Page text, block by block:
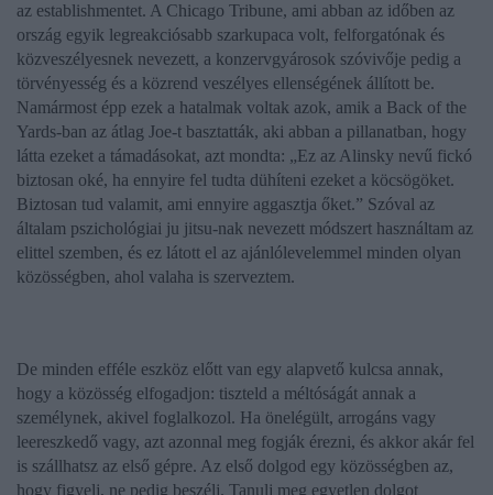
az establishmentet. A Chicago Tribune, ami abban az időben az
ország egyik legreakciósabb szarkupaca volt, felforgatónak és
közveszélyesnek nevezett, a konzervgyárosok szóvivője pedig a
törvényesség és a közrend veszélyes ellenségének állított be.
Namármost épp ezek a hatalmak voltak azok, amik a Back of the
Yards-ban az átlag Joe-t basztatták, aki abban a pillanatban, hogy
látta ezeket a támadásokat, azt mondta: „Ez az Alinsky nevű fickó
biztosan oké, ha ennyire fel tudta dühíteni ezeket a köcsögöket.
Biztosan tud valamit, ami ennyire aggasztja őket.” Szóval az
általam pszichológiai ju jitsu-nak nevezett módszert használtam az
elittel szemben, és ez látott el az ajánlólevelemmel minden olyan
közösségben, ahol valaha is szerveztem.
De minden efféle eszköz előtt van egy alapvető kulcsa annak,
hogy a közösség elfogadjon: tiszteld a méltóságát annak a
személynek, akivel foglalkozol. Ha önelégült, arrogáns vagy
leereszkedő vagy, azt azonnal meg fogják érezni, és akkor akár fel
is szállhatsz az első gépre. Az első dolgod egy közösségben az,
hogy figyelj, ne pedig beszélj. Tanulj meg egyetlen dolgot